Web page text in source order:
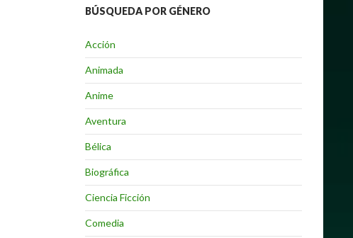
BÚSQUEDA POR GÉNERO
Acción
Animada
Anime
Aventura
Bélica
Biográfica
Ciencia Ficción
Comedia